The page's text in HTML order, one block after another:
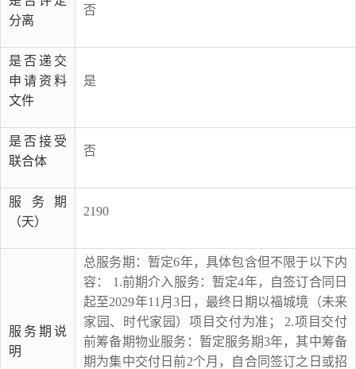
分离
否
是否递交
申请资料
文件
是
是否接受
联合体
否
服务期
（天）
2190
服务期说
明
总服务期：暂定6年，具体包含但不限于以下内
容： 1.前期介入服务：暂定4年，自签订合同日
起至2029年11月3日，最终日期以福城境（未来
家园、时代家园）项目交付为准； 2.项目交付
前筹备期物业服务：暂定服务期3年，其中筹备
期为集中交付日前2个月，自合同签订之日或招